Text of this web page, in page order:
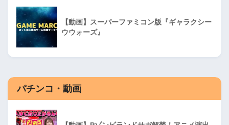
【動画】スーパーファミコン版『ギャラクシー
ウウォーズ』
パチンコ・動画